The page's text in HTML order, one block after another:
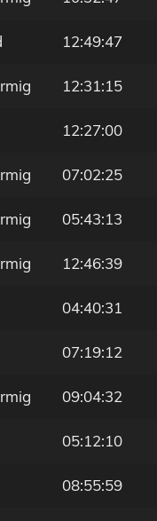
12:49:47
12:31:15
12:27:00
07:02:25
05:43:13
12:46:39
04:40:31
07:19:12
09:04:32
05:12:10
08:55:59